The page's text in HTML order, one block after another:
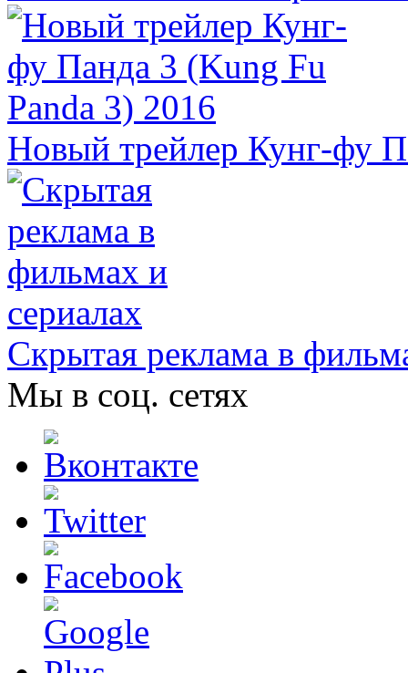
Новый трейлер Кунг-фу
Скрытая реклама в
Мы в соц. сетях